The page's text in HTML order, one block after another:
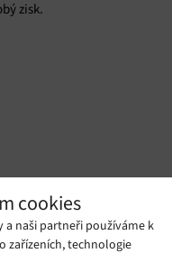
cookies
naši partneři používáme k
zařízeních, technologie
zisk.
líbit